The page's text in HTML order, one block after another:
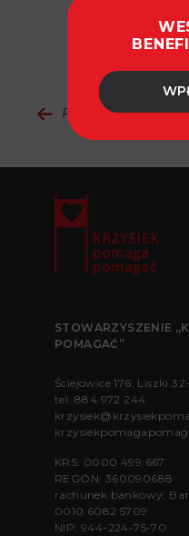
fot.
Powrót do
STOWARZYSZENIE
POMAGAĆ”
Ściejowice 176, Liszki
tel. 884 972 244
KRS: 0000 499 667
REGON: 360090688
rachunek bankowy:
0010 6082 5709
NIP: 944-224-75-70